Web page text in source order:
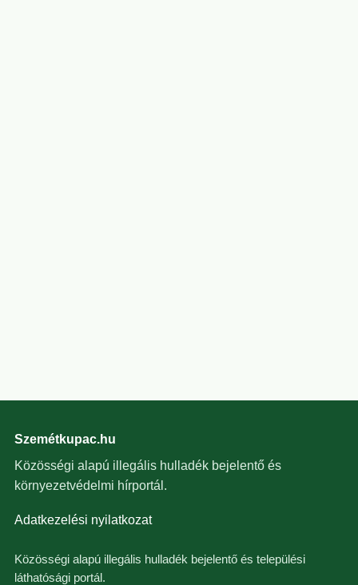
Szemétkupac.hu
Közösségi alapú illegális hulladék bejelentő és
környezetvédelmi hírportál.
Adatkezelési nyilatkozat
Közösségi alapú illegális hulladék bejelentő és települési
láthatósági portál.